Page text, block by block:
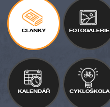
ČLÁNKY FOTOGALERIE
KALENDÁŘ CYKLOŠKOLA